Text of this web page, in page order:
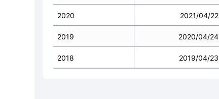
2020
2019
2018
2021/04/22
2020/04/24
2019/04/23